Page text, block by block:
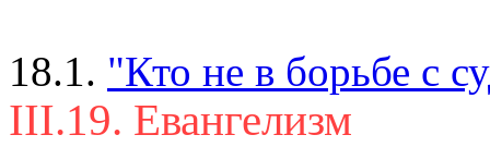
18.1. "Кто не в борьбе с
III.19. Евангелизм